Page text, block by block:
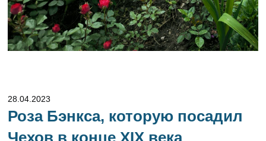
28.04.2023
Роза Бэнкса, которую посадил